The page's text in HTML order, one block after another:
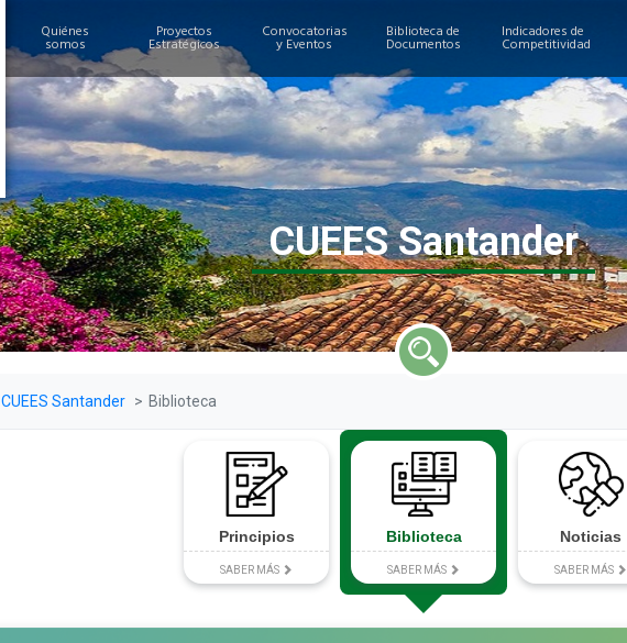
Quiénes
somos
Historia
Alcances y Logros
Miembros
Estructura
Proyectos
Estratégicos
Convocatorias
y Eventos
Biblioteca de
Documentos
Indicadores de
Competitividad
CUEES Santander
CUEES Santander Biblioteca
Principios
SABER MÁS
Biblioteca
SABER MÁS
Noticias
SABER MÁS